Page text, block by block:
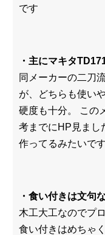
です
・主にマキタ
同メーカーの二刀
が、どちらも使い
硬度も十分。 この
考までにHP見まし
作ってるみたいです
・食い付きは文句
木工大工なのでプ
食い付きはめちゃ